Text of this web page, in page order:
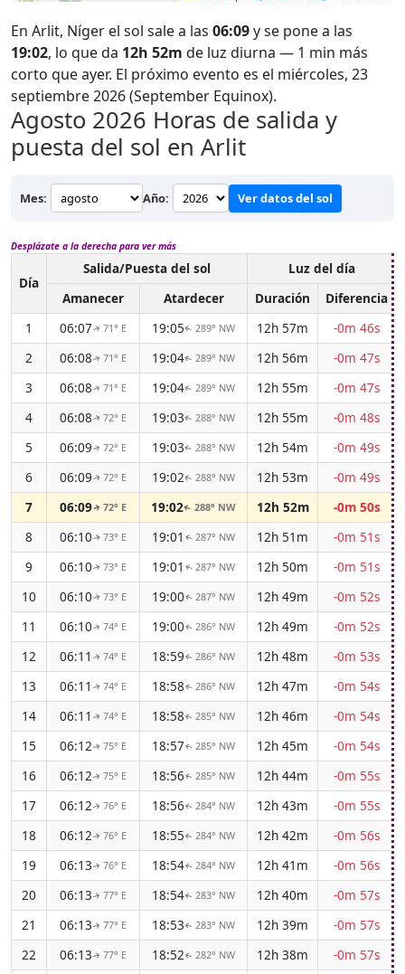
En Arlit, Níger el sol sale a las 06:09y se pone a las
19:02, lo que da 12h 52m de luz diurna — 1 min más
corto que ayer. El próximo evento es el miércoles, 23
septiembre 2026 (September Equinox).
Agosto 2026 Horas de salida y
puesta del sol en Arlit
Mes: Año: Ver datos del sol
Desplázate a la derecha para ver más
Día
Salida/Puesta del sol Luz del día
Amanecer
Atardecer Duración
Diferencia
1
06:07↑71° E 19:05↑ 289° NW 12h 57m
-0m 46s
2
06:08↑71° E 19:04↑ 289° NW 12h 56m
-0m 47s
3
06:08↑71° E 19:04↑ 289° NW 12h 55m
-0m 47s
4
06:08↑72° E 19:03↑ 288° NW 12h 55m
-0m 48s
5
06:09↑72° E 19:03↑ 288° NW 12h 54m
-0m 49s
6
06:09↑72° E 19:02↑ 288° NW 12h 53m
-0m 49s
7
06:09↑72° E 19:02↑288° NW 12h 52m
-0m 50s
8
06:10↑73° E 19:01 ↑ 287° NW 12h 51m
-0m 51s
9
06:10↑73° E 19:01 ↑ 287° NW 12h 50m
-0m 51s
10
06:10↑73° E 19:00↑ 287° NW 12h 49m
-0m 52s
11
06:10↑ 74° E 19:00↑ 286° NW 12h 49m
-0m 52s
12
06:11 ↑ 74° E 18:59↑ 286° NW 12h 48m
-0m 53s
13
06:11 ↑ 74° E 18:58↑ 286° NW 12h 47m
-0m 54s
14
06:11 ↑ 74° E 18:58↑ 285° NW 12h 46m
-0m 54s
15
06:12↑ 75° E 18:57↑ 285° NW 12h 45m
-0m 54s
16
06:12↑ 75° E 18:56↑ 285° NW 12h 44m
-0m 55s
17
06:12↑ 76° E 18:56↑ 284° NW 12h 43m
-0m 55s
18
06:12↑ 76° E 18:55↑ 284° NW 12h 42m
-0m 56s
19
06:13↑ 76° E 18:54↑ 284° NW 12h 41m
-0m 56s
20
06:13↑ 77° E 18:54↑ 283° NW 12h 40m
-0m 57s
21
06:13↑ 77° E 18:53↑ 283° NW 12h 39m
-0m 57s
22
06:13↑ 77° E 18:52↑ 282° NW 12h 38m
-0m 57s